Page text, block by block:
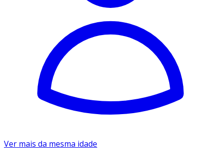
Ver mais da mesma idade